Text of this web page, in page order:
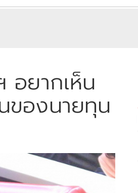
อยากเห็น
ของนายทุน